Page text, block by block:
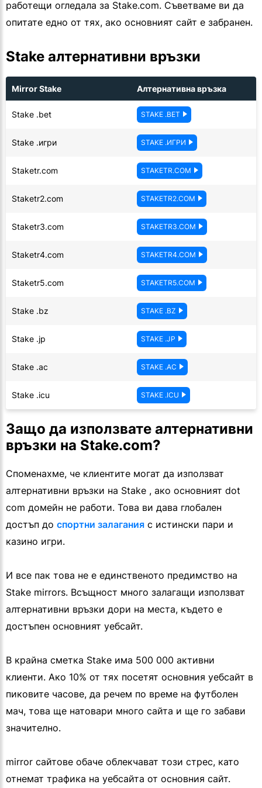
работещи огледала за Stake.com. Съветваме ви да
опитате едно от тях, ако основният сайт е забранен.
Stake алтернативни връзки
Mirror Stake Алтернативна връзка
Stake .bet STAKE .BET
Stake .игри STAKE .ИГРИ
Staketr.com STAKETR.COM
Staketr2.com STAKETR2.COM
Staketr3.com STAKETR3.COM
Staketr4.com STAKETR4.COM
Staketr5.com STAKETR5.COM
Stake .bz STAKE .BZ
Stake .jp STAKE .JP
Stake .ac STAKE .AC
Stake .icu STAKE .ICU
Защо да използвате алтернативни
връзки на Stake.com?
Споменахме, че клиентите могат да използват
алтернативни връзки на Stake , ако основният dot
com домейн не работи. Това ви дава глобален
достъп до спортни залагания с истински пари и
казино игри.
И все пак това не е единственото предимство на
Stake mirrors. Всъщност много залагащи използват
алтернативни връзки дори на места, където е
достъпен основният уебсайт.
В крайна сметка Stake има 500 000 активни
клиенти. Ако 10% от тях посетят основния уебсайт в
пиковите часове, да речем по време на футболен
мач, това ще натовари много сайта и ще го забави
значително.
mirror сайтове обаче облекчават този стрес, като
отнемат трафика на уебсайта от основния сайт.